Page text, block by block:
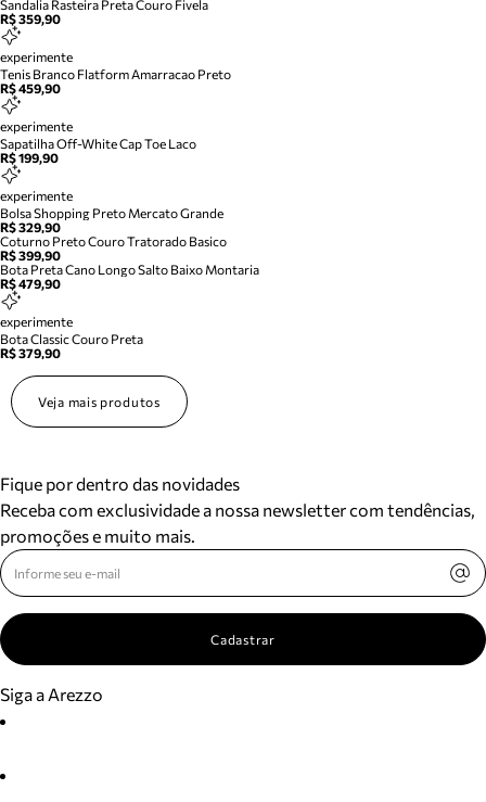
Sandalia Rasteira Preta Couro Fivela
R$ 359,90
experimente
Tenis Branco Flatform Amarracao Preto
R$ 459,90
experimente
Sapatilha Off-White Cap Toe Laco
R$ 199,90
experimente
Bolsa Shopping Preto Mercato Grande
R$ 329,90
Coturno Preto Couro Tratorado Basico
R$ 399,90
Bota Preta Cano Longo Salto Baixo Montaria
R$ 479,90
experimente
Bota Classic Couro Preta
R$ 379,90
Veja mais produtos
Fique por dentro das novidades
Receba com exclusividade a nossa newsletter com tendências,
promoções e muito mais.
Cadastrar
Siga a Arezzo